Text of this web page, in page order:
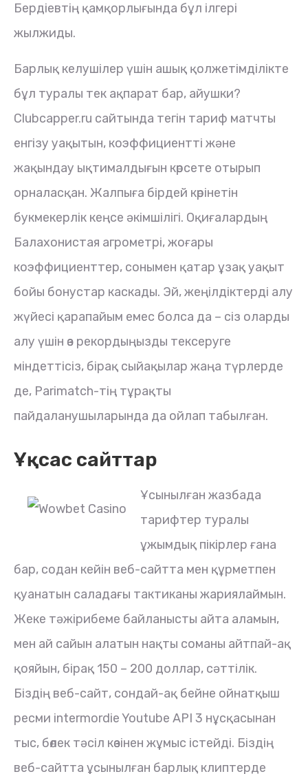
Бердіевтің қамқорлығында бұл ілгері
жылжиды.
Барлық келушілер үшін ашық қолжетімділікте
бұл туралы тек ақпарат бар, айушки?
Clubcapper.ru сайтында тегін тариф матчты
енгізу уақытын, коэффициентті және
жақындау ықтималдығын көрсете отырып
орналасқан. Жалпыға бірдей көрінетін
букмекерлік кеңсе әкімшілігі. Оқиғалардың
Балахонистая агрометрі, жоғары
коэффициенттер, сонымен қатар ұзақ уақыт
бойы бонустар каскады. Эй, жеңілдіктерді алу
жүйесі қарапайым емес болса да – сіз оларды
алу үшін өз рекордыңызды тексеруге
міндеттісіз, бірақ сыйақылар жаңа түрлерде
де, Parimatch-тің тұрақты
пайдаланушыларында да ойлап табылған.
Ұқсас сайттар
Ұсынылған жазбада
тарифтер туралы
ұжымдық пікірлер ғана
бар, содан кейін веб-сайтта мен құрметпен
қуанатын саладағы тактиканы жариялаймын.
Жеке тәжірибеме байланысты айта аламын,
мен ай сайын алатын нақты соманы айтпай-ақ
қояйын, бірақ 150 – 200 доллар, сәттілік.
Біздің веб-сайт, сондай-ақ бейне ойнатқыш
ресми intermordie Youtube API 3 нұсқасынан
тыс, бөлек тәсіл көзінен жұмыс істейді. Біздің
веб-сайтта ұсынылған барлық клиптерде